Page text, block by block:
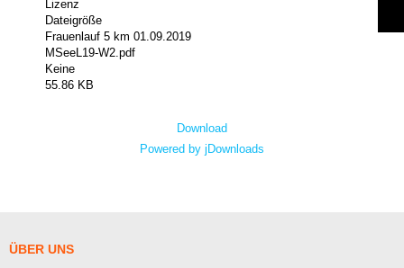
Lizenz
Dateigröße
Frauenlauf 5 km 01.09.2019
MSeeL19-W2.pdf
Keine
55.86 KB
Download
Powered by jDownloads
ÜBER UNS